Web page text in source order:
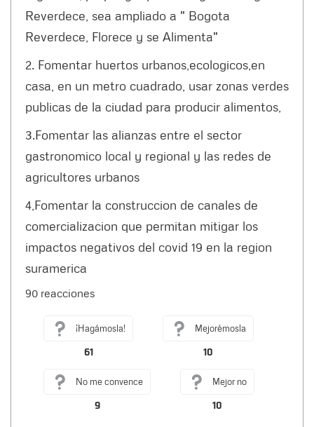
Reverdece, sea ampliado a " Bogota
Reverdece, Florece y se Alimenta"
2. Fomentar huertos urbanos,ecologicos,en
casa, en un metro cuadrado, usar zonas verdes
publicas de la ciudad para producir alimentos,
3.Fomentar las alianzas entre el sector
gastronomico local y regional y las redes de
agricultores urbanos
4,Fomentar la construccion de canales de
comercializacion que permitan mitigar los
impactos negativos del covid 19 en la region
suramerica
90 reacciones
¡Hagámosla!
61
Mejorémosla
10
No me convence
9
Mejor no
10